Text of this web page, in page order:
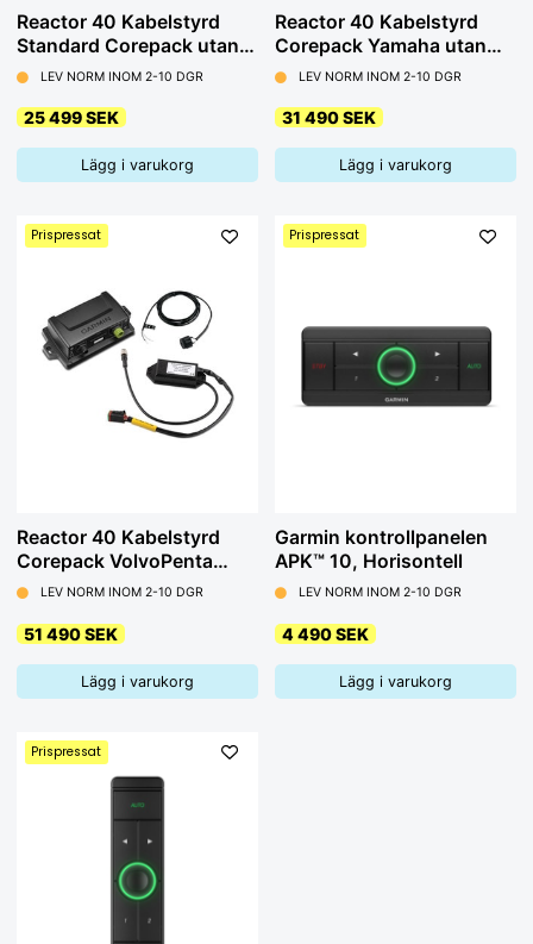
Reactor 40 Kabelstyrd
Standard Corepack utan
GHC 20
LEV NORM INOM 2-10 DGR
25 499 SEK
Lägg i varukorg
Reactor 40 Kabelstyrd
Corepack Yamaha utan
GHC 20
LEV NORM INOM 2-10 DGR
31 490 SEK
Lägg i varukorg
Prispressat
Reactor 40 Kabelstyrd
Corepack VolvoPenta
utan GHC 20
LEV NORM INOM 2-10 DGR
51 490 SEK
Lägg i varukorg
Prispressat
Garmin kontrollpanelen
APK™ 10, Horisontell
LEV NORM INOM 2-10 DGR
4 490 SEK
Lägg i varukorg
Prispressat